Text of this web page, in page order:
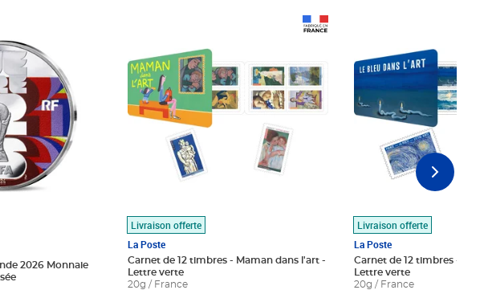
2026 Monnaie
Livraison offerte
La Poste
Carnet de 12 timbres - Maman dans l'art -
Lettre verte
20g / France
Livraison offerte
La Poste
Carnet de 12 timbres - Le
Lettre verte
20g / France